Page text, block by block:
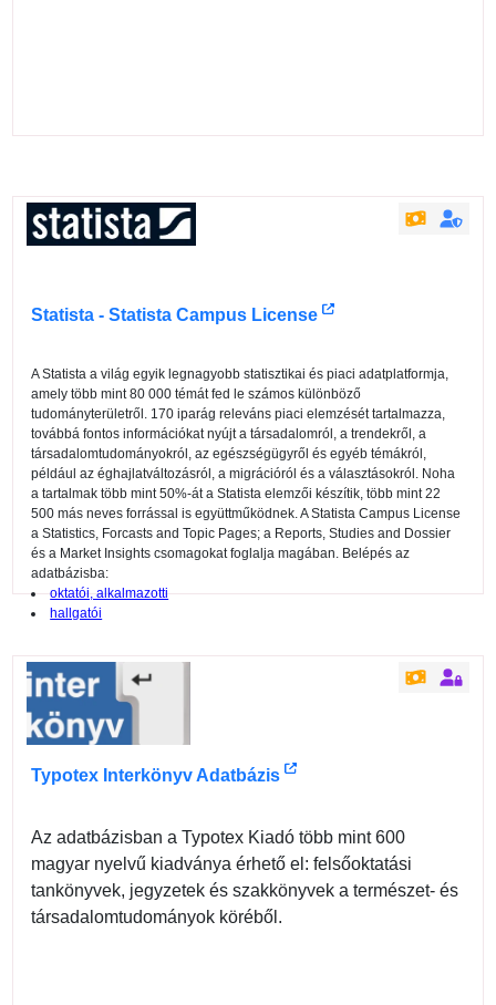
Statista - Statista Campus License
A Statista a világ egyik legnagyobb statisztikai és piaci adatplatformja,
amely több mint 80 000 témát fed le számos különböző
tudományterületről. 170 iparág releváns piaci elemzését tartalmazza,
továbbá fontos információkat nyújt a társadalomról, a trendekről, a
társadalomtudományokról, az egészségügyről és egyéb témákról,
például az éghajlatváltozásról, a migrációról és a választásokról. Noha
a tartalmak több mint 50%-át a Statista elemzői készítik, több mint 22
500 más neves forrással is együttműködnek. A Statista Campus License
a Statistics, Forcasts and Topic Pages; a Reports, Studies and Dossier
és a Market Insights csomagokat foglalja magában. Belépés az
adatbázisba:
oktatói, alkalmazotti
hallgatói
Typotex Interkönyv Adatbázis
Az adatbázisban a Typotex Kiadó több mint 600
magyar nyelvű kiadványa érhető el: felsőoktatási
tankönyvek, jegyzetek és szakkönyvek a természet- és
társadalomtudományok köréből.